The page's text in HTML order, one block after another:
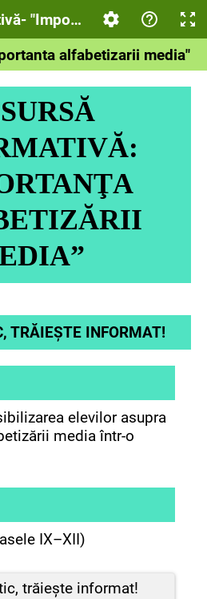
"Importanța alfabetizării
alfabetizarii media"
TRĂIEŞTE INFORMAT!
elevilor asupra
media într-o
IX–XII)
trăiește informat!